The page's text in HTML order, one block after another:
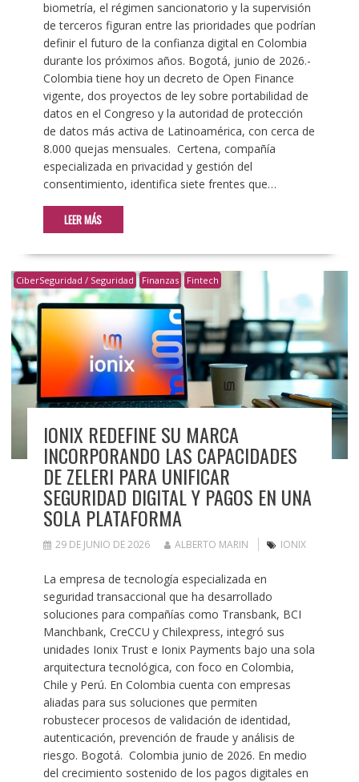
biometría, el régimen sancionatorio y la supervisión
de terceros figuran entre las prioridades que podrían
definir el futuro de la confianza digital en Colombia
durante los próximos años. Bogotá, junio de 2026.-
Colombia tiene hoy un decreto de Open Finance
vigente, dos proyectos de ley sobre portabilidad de
datos en el Congreso y la autoridad de protección
de datos más activa de Latinoamérica, con cerca de
8.000 quejas mensuales. Certena, compañía
especializada en privacidad y gestión del
consentimiento, identifica siete frentes que…
LEER MÁS
CiberSeguridad / Seguridad Finanzas Fintech
IONIX REDEFINE SU MARCA
INCORPORANDO LAS CAPACIDADES
DE ZELERI PARA UNIFICAR
SEGURIDAD DIGITAL Y PAGOS EN UNA
SOLA PLATAFORMA
29 DE JUNIO DE 2026 ALBERTO MARIN IONIX
La empresa de tecnología especializada en
seguridad transaccional que ha desarrollado
soluciones para compañías como Transbank, BCI
Manchbank, CreCCU y Chilexpress, integró sus
unidades Ionix Trust e Ionix Payments bajo una sola
arquitectura tecnológica, con foco en Colombia,
Chile y Perú. En Colombia cuenta con empresas
aliadas para sus soluciones que permiten
robustecer procesos de validación de identidad,
autenticación, prevención de fraude y análisis de
riesgo. Bogotá. Colombia junio de 2026. En medio
del crecimiento sostenido de los pagos digitales en